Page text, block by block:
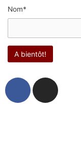
Nom*
F
I